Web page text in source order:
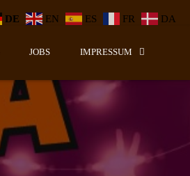
JOBS IMPRESSUM
DE EN ES FR DA